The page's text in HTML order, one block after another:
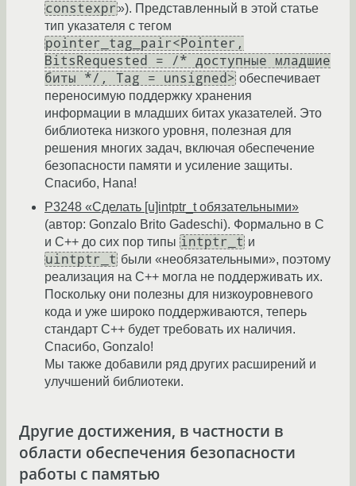
constexpr»). Представленный в этой статье
тип указателя с тегом
pointer_tag_pair<Pointer,
BitsRequested = /* доступные младшие
биты */, Tag = unsigned> обеспечивает
переносимую поддержку хранения
информации в младших битах указателей. Это
библиотека низкого уровня, полезная для
решения многих задач, включая обеспечение
безопасности памяти и усиление защиты.
Спасибо, Hana!
P3248 «Сделать [u]intptr_t обязательными»
(автор: Gonzalo Brito Gadeschi). Формально в C
и C++ до сих пор типы intptr_t и
uintptr_t были «необязательными», поэтому
реализация на C++ могла не поддерживать их.
Поскольку они полезны для низкоуровневого
кода и уже широко поддерживаются, теперь
стандарт C++ будет требовать их наличия.
Спасибо, Gonzalo!
Мы также добавили ряд других расширений и
улучшений библиотеки.
Другие достижения, в частности в
области обеспечения безопасности
работы с памятью